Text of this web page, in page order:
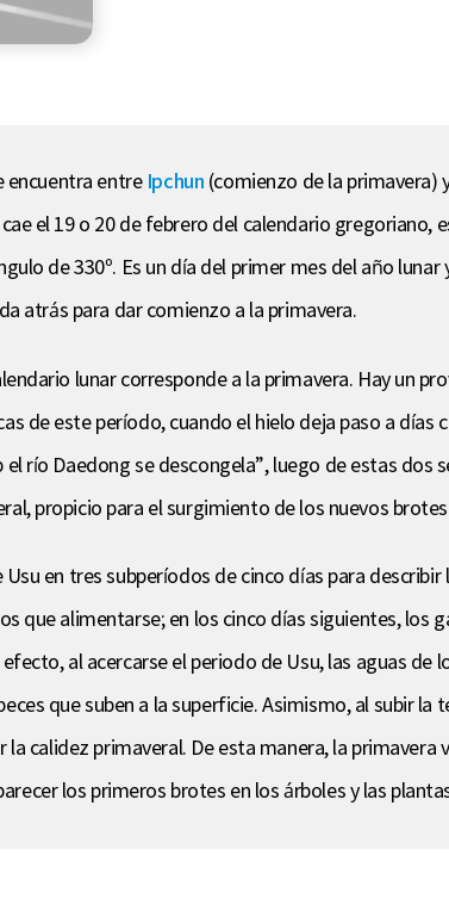
encuentra entre Ipchun (comienzo de la primavera)
el 19 o 20 de febrero del calendario gregoriano,
de 330º. Es un día del primer mes del año
atrás para dar comienzo a la primavera.
lunar corresponde a la primavera. Hay un
de este período, cuando el hielo deja paso a días
río Daedong se descongela”, luego de estas dos
propicio para el surgimiento de los nuevos
en tres subperíodos de cinco días para
que alimentarse; en los cinco días siguientes, los
al acercarse el periodo de Usu, las aguas de
que suben a la superficie. Asimismo, al subir la
calidez primaveral. De esta manera, la primavera
los primeros brotes en los árboles y las